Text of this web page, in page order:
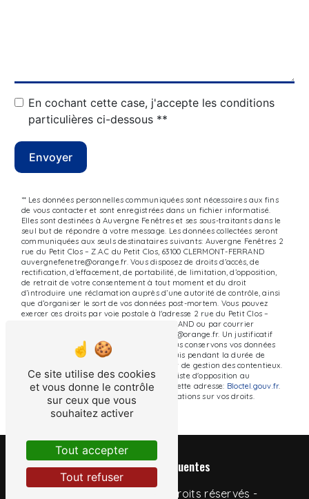
En cochant cette case, j'accepte les conditions
particulières ci-dessous **
Envoyer
** Les données personnelles communiquées sont nécessaires aux fins
de vous contacter et sont enregistrées dans un fichier informatisé.
Elles sont destinées à Auvergne Fenêtres et ses sous-traitants dans le
seul but de répondre à votre message. Les données collectées seront
communiquées aux seuls destinataires suivants: Auvergne Fenêtres 2
rue du Petit Clos – Z.A.C du Petit Clos, 63100 CLERMONT-FERRAND
auvergnefenetre@orange.fr. Vous disposez de droits d’accès, de
rectification, d’effacement, de portabilité, de limitation, d’opposition,
de retrait de votre consentement à tout moment et du droit
d’introduire une réclamation auprès d’une autorité de contrôle, ainsi
que d’organiser le sort de vos données post-mortem. Vous pouvez
exercer ces droits par voie postale à l'adresse 2 rue du Petit Clos –
Z.A.C du Petit Clos, 63100 CLERMONT-FERRAND ou par courrier
électronique à l'adresse auvergnefenetre@orange.fr. Un justificatif
d'identité pourra vous être demandé. Nous conservons vos données
pendant la période de prise de contact puis pendant la durée de
prescription légale aux fins probatoires et de gestion des contentieux.
Vous avez le droit de vous inscrire sur la liste d'opposition au
démarchage téléphonique, disponible à cette adresse:
Bloctel.gouv.fr.
Consultez le site cnil.fr pour plus d’informations sur vos droits.
Recherches fréquentes
- 2026 - Tous droits réservés -
Ce site utilise des cookies
et vous donne le contrôle
sur ceux que vous
souhaitez activer
Tout accepter
Tout refuser